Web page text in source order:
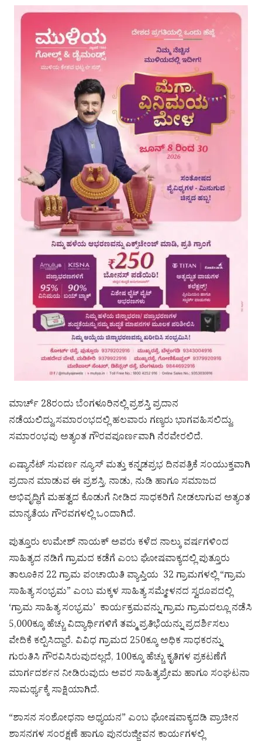
ಮಾರ್ಚ್ 28ರಂದು ಬೆಂಗಳೂರಿನಲ್ಲಿ ಪ್ರಶಸ್ತಿ ಪ್ರದಾನ
ನಡೆಯಲಿದ್ದು,ಸಮಾರಂಭದಲ್ಲಿ ಹಲವಾರು ಗಣ್ಯರು ಭಾಗವಹಿಸಲಿದ್ದು,
ಸಮಾರಂಭವು ಅತ್ಯಂತ ಗೌರವಪೂರ್ಣವಾಗಿ ನೆರವೇರಲಿದೆ.
ಏಷ್ಯಾನೆಟ್ ಸುವರ್ಣ ನ್ಯೂಸ್ ಮತ್ತು ಕನ್ನಡಪ್ರಭ ದಿನಪತ್ರಿಕೆ ಸಂಯುಕ್ತವಾಗಿ
ಪ್ರದಾನ ಮಾಡುವ ಈ ಪ್ರಶಸ್ತಿ, ನಾಡು, ನುಡಿ ಹಾಗೂ ಸಮಾಜದ
ಅಭಿವೃದ್ಧಿಗೆ ಮಹತ್ವದ ಕೊಡುಗೆ ನೀಡಿದ ಸಾಧಕರಿಗೆ ನೀಡಲಾಗುವ ಅತ್ಯಂತ
ಮಾನ್ಯತೆಯ ಗೌರವಗಳಲ್ಲಿ ಒಂದಾಗಿದೆ.
ಪುತ್ತೂರು ಉಮೇಶ್ ನಾಯಕ್ ಅವರು ಕಳೆದ ನಾಲ್ಕು ವರ್ಷಗಳಿಂದ
ಸಾಹಿತ್ಯದ ನಡಿಗೆ ಗ್ರಾಮದ ಕಡೆಗೆ ಎಂಬ ಘೋಷವಾಕ್ಯದಲ್ಲಿ ಪುತ್ತೂರು
ತಾಲೂಕಿನ 22 ಗ್ರಾಮ ಪಂಚಾಯಿತಿ ವ್ಯಾಪ್ತಿಯ 32 ಗ್ರಾಮಗಳಲ್ಲಿ “ಗ್ರಾಮ
ಸಾಹಿತ್ಯ ಸಂಭ್ರಮ” ಎಂಬ ಮಕ್ಕಳ ಸಾಹಿತ್ಯ ಸಮ್ಮೇಳನದ ಸ್ವರೂಪದಲ್ಲಿ
‘ಗ್ರಾಮ ಸಾಹಿತ್ಯ ಸಂಭ್ರಮ’ ಕಾರ್ಯಕ್ರಮವನ್ನು ಗ್ರಾಮ ಗ್ರಾಮದಲ್ಲೂ ನಡೆಸಿ
5,000ಕ್ಕೂ ಹೆಚ್ಚು ವಿದ್ಯಾರ್ಥಿಗಳಿಗೆ ತಮ್ಮ ಪ್ರತಿಭೆಯನ್ನು ಪ್ರದರ್ಶಿಸಲು
ವೇದಿಕೆ ಕಲ್ಪಿಸಿದ್ದಾರೆ. ವಿವಿಧ ಗ್ರಾಮದ 250ಕ್ಕೂ ಅಧಿಕ ಸಾಧಕರನ್ನು
ಗುರುತಿಸಿ ಗೌರವಿಸಿರುವುದಲ್ಲದೆ, 100ಕ್ಕೂ ಹೆಚ್ಚು ಕೃತಿಗಳ ಪ್ರಕಟಣೆಗೆ
ಮಾರ್ಗದರ್ಶನ ನೀಡಿರುವುದು ಅವರ ಸಾಹಿತ್ಯಪ್ರೇಮ ಹಾಗೂ ಸಂಘಟನಾ
ಸಾಮರ್ಥ್ಯಕ್ಕೆ ಸಾಕ್ಷಿಯಾಗಿದೆ.
“ಶಾಸನ ಸಂಶೋಧನಾ ಅಧ್ಯಯನ” ಎಂಬ ಘೋಷವಾಕ್ಯದಡಿ ಪ್ರಾಚೀನ
ಶಾಸನಗಳ ಸಂರಕ್ಷಣೆ ಹಾಗೂ ಪುನರುಜ್ಜೀವನ ಕಾರ್ಯಗಳಲ್ಲಿ